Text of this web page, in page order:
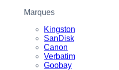
Marques
Kingston
SanDisk
Canon
Verbatim
Goobay